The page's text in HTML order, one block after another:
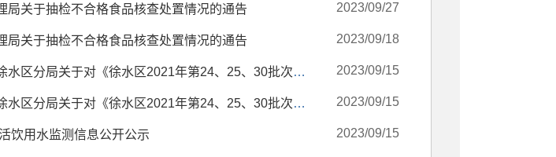
局关于抽检不合格食品核查处置情况的通告 2023/09/27
局关于抽检不合格食品核查处置情况的通告 2023/09/18
保定市自然资源和规划局徐水区分局关于对《徐水区2021年第24、25、30批次》国有建设用地招聘勘测定界单位的比选公告 2023/09/15
保定市自然资源和规划局徐水区分局关于对《徐水区2021年第24、25、30批次》国有建设用地招聘地价评估的比选公告 2023/09/15
饮用水监测信息公开公示 2023/09/15